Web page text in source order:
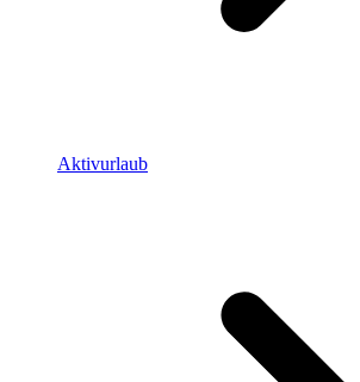
Aktivurlaub